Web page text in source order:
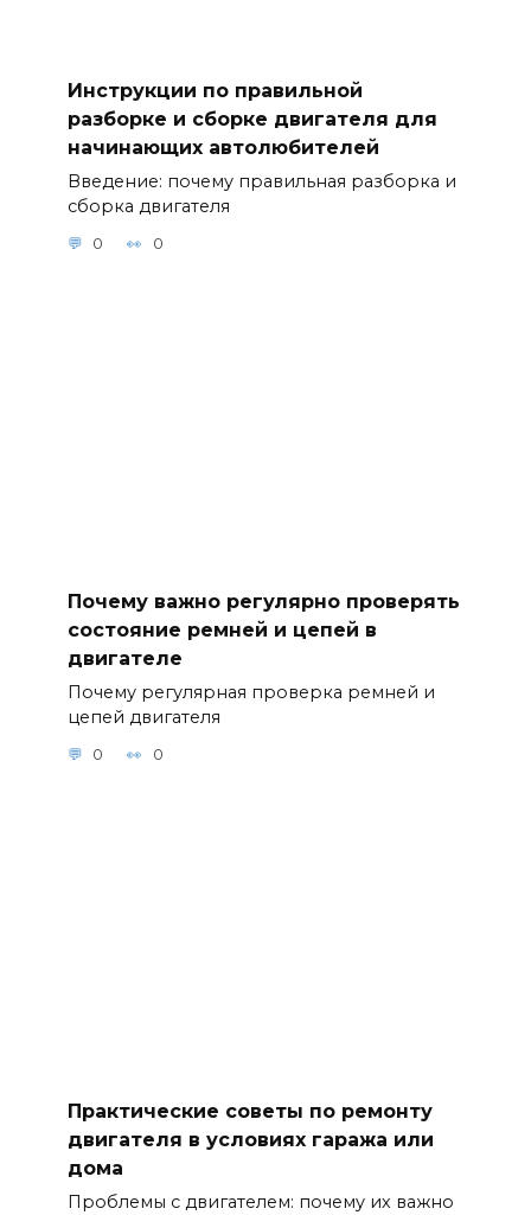
Инструкции по правильной
разборке и сборке двигателя для
начинающих автолюбителей
Введение: почему правильная разборка и
сборка двигателя
0 0
Почему важно регулярно проверять
состояние ремней и цепей в
двигателе
Почему регулярная проверка ремней и
цепей двигателя
0 0
Практические советы по ремонту
двигателя в условиях гаража или
дома
Проблемы с двигателем: почему их важно